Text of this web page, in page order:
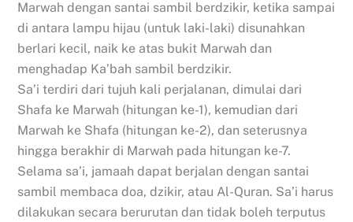
Marwah dengan santai sambil berdzikir, ketika sampai
di antara lampu hijau (untuk laki-laki) disunahkan
berlari kecil, naik ke atas bukit Marwah dan
menghadap Ka’bah sambil berdzikir.
Sa’i terdiri dari tujuh kali perjalanan, dimulai dari
Shafa ke Marwah (hitungan ke-1), kemudian dari
Marwah ke Shafa (hitungan ke-2), dan seterusnya
hingga berakhir di Marwah pada hitungan ke-7.
Selama sa’i, jamaah dapat berjalan dengan santai
sambil membaca doa, dzikir, atau Al-Quran. Sa’i harus
dilakukan secara berurutan dan tidak boleh terputus